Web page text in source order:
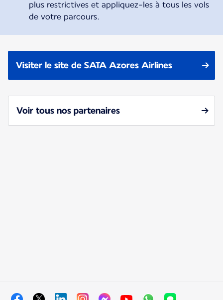
plus restrictives et appliquez-les à tous les vols
de votre parcours.
Visiter le site de SATA Azores Airlines
Voir tous nos partenaires